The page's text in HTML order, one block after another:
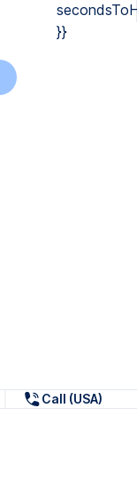
}}
Call (USA)